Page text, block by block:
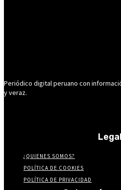
Periódico digital peruano con
y veraz.
Legal
¿QUIENES SOMOS?
POLÍTICA DE COOKIES
POLÍTICA DE PRIVACIDAD